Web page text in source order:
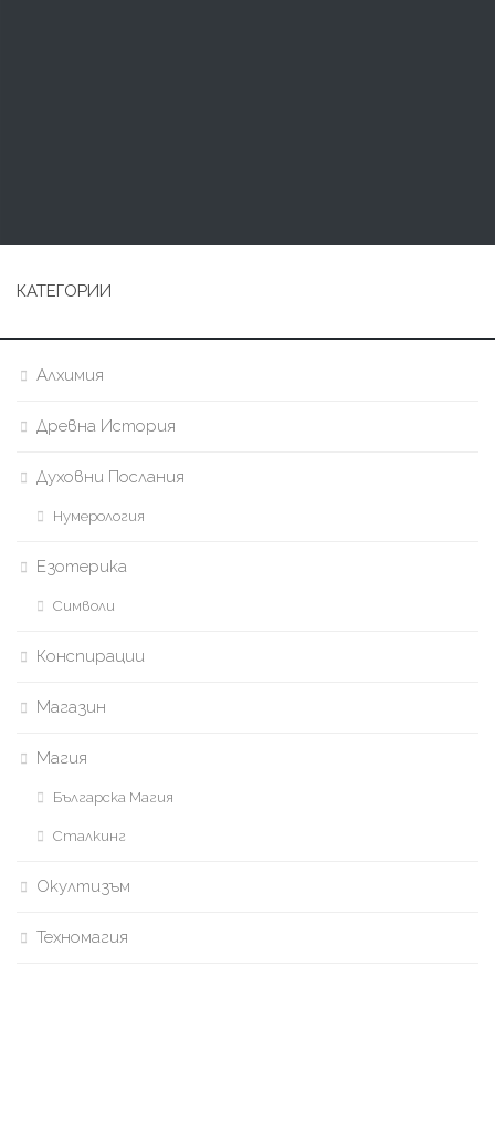
КАТЕГОРИИ
Алхимия
Древна История
Духовни Послания
Нумерология
Езотерика
Символи
Конспирации
Магазин
Магия
Българска Магия
Сталкинг
Окултизъм
Техномагия